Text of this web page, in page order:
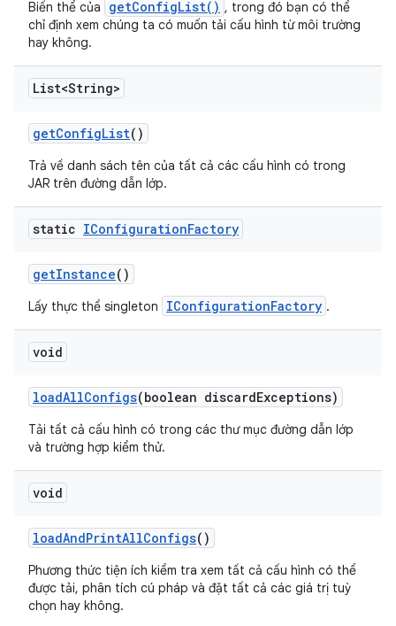
Biến thể của getConfigList() , trong đó bạn có thể
chỉ định xem chúng ta có muốn tải cấu hình từ môi trường
hay không.
List<String>
getConfigList()
Trả về danh sách tên của tất cả các cấu hình có trong
JAR trên đường dẫn lớp.
static IConfigurationFactory
getInstance()
Lấy thực thể singleton IConfigurationFactory .
void
loadAllConfigs(boolean discardExceptions)
Tải tất cả cấu hình có trong các thư mục đường dẫn lớp
và trường hợp kiểm thử.
void
loadAndPrintAllConfigs()
Phương thức tiện ích kiểm tra xem tất cả cấu hình có thể
được tải, phân tích cú pháp và đặt tất cả các giá trị tuỳ
chọn hay không.